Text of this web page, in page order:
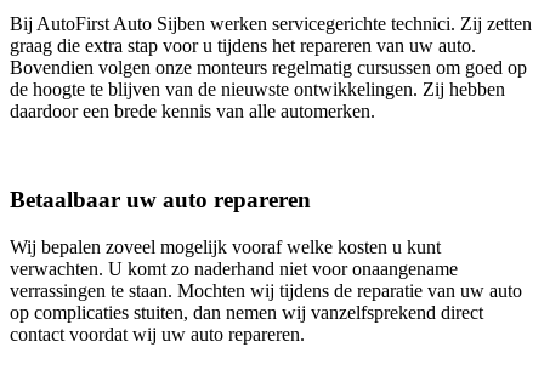
Bij AutoFirst Auto Sijben werken servicegerichte technici. Zij zetten
graag die extra stap voor u tijdens het repareren van uw auto.
Bovendien volgen onze monteurs regelmatig cursussen om goed op
de hoogte te blijven van de nieuwste ontwikkelingen. Zij hebben
daardoor een brede kennis van alle automerken.
Betaalbaar uw auto repareren
Wij bepalen zoveel mogelijk vooraf welke kosten u kunt
verwachten. U komt zo naderhand niet voor onaangename
verrassingen te staan. Mochten wij tijdens de reparatie van uw auto
op complicaties stuiten, dan nemen wij vanzelfsprekend direct
contact voordat wij uw auto repareren.